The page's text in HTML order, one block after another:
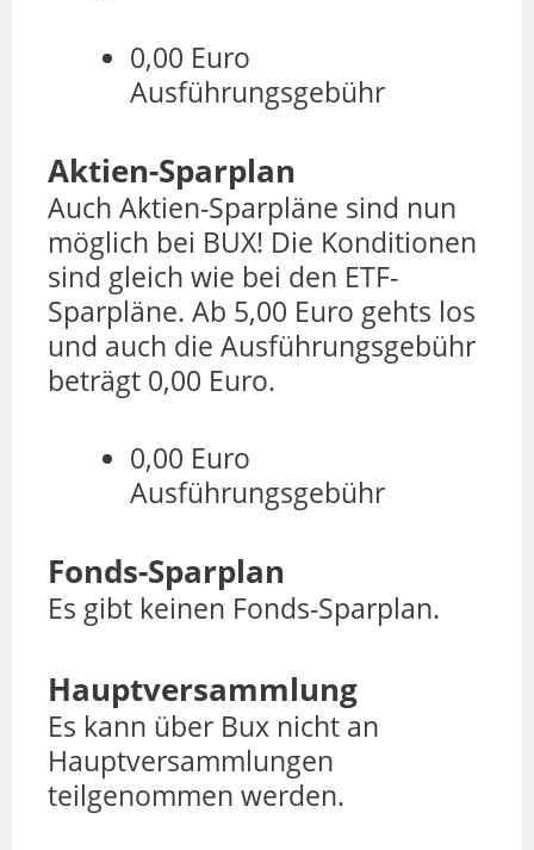
0,00 Euro
Ausführungsgebühr
Aktien-Sparplan
Auch Aktien-Sparpläne sind nun
möglich bei BUX! Die Konditionen
sind gleich wie bei den ETF-
Sparpläne. Ab 5,00 Euro gehts los
und auch die Ausführungsgebühr
beträgt 0,00 Euro.
0,00 Euro
Ausführungsgebühr
Fonds-Sparplan
Es gibt keinen Fonds-Sparplan.
Hauptversammlung
Es kann über Bux nicht an
Hauptversammlungen
teilgenommen werden.